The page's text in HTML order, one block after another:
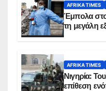
AFRIKA TIMES
Έμπολα στο
τη μεγάλη
AFRIKA TIMES
Νιγηρία:
επίθεση